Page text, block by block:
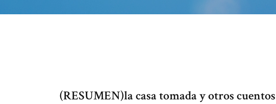
(RESUMEN)la casa tomada y otros